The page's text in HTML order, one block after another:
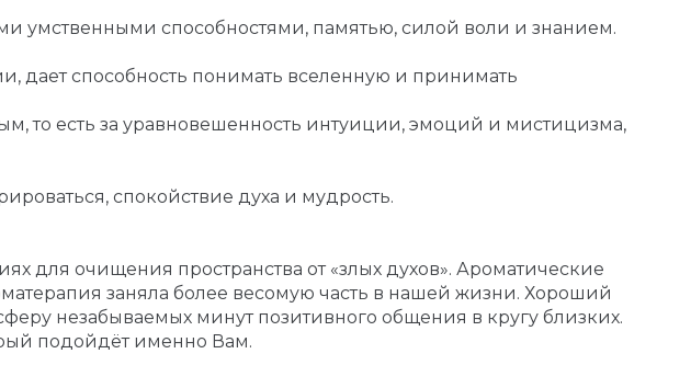
умственными способностями, памятью, силой воли и знанием.
дает способность понимать вселенную и принимать
то есть за уравновешенность интуиции, эмоций и мистицизма,
спокойствие духа и мудрость.
для очищения пространства от «злых духов». Ароматические
заняла более весомую часть в нашей жизни. Хороший
незабываемых минут позитивного общения в кругу близких.
подойдёт именно Вам.